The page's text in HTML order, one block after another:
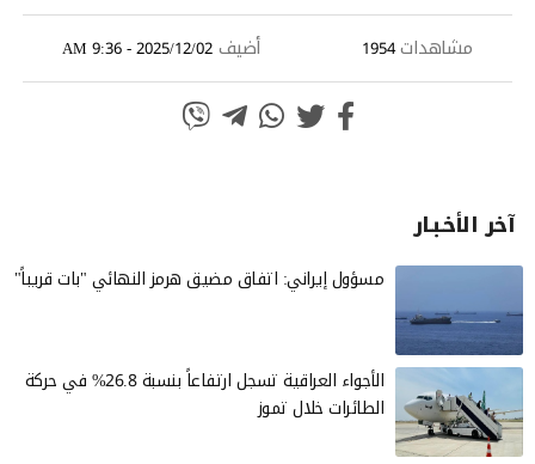
مشاهدات1954 أضيف 2025/12/02 - 9:36 AM
آخر الأخـبـار
مسؤول إيراني: اتفاق مضيق هرمز النهائي "بات قريباً"
الأجواء العراقية تسجل ارتفاعاً بنسبة 26.8% في حركة
الطائرات خلال تموز